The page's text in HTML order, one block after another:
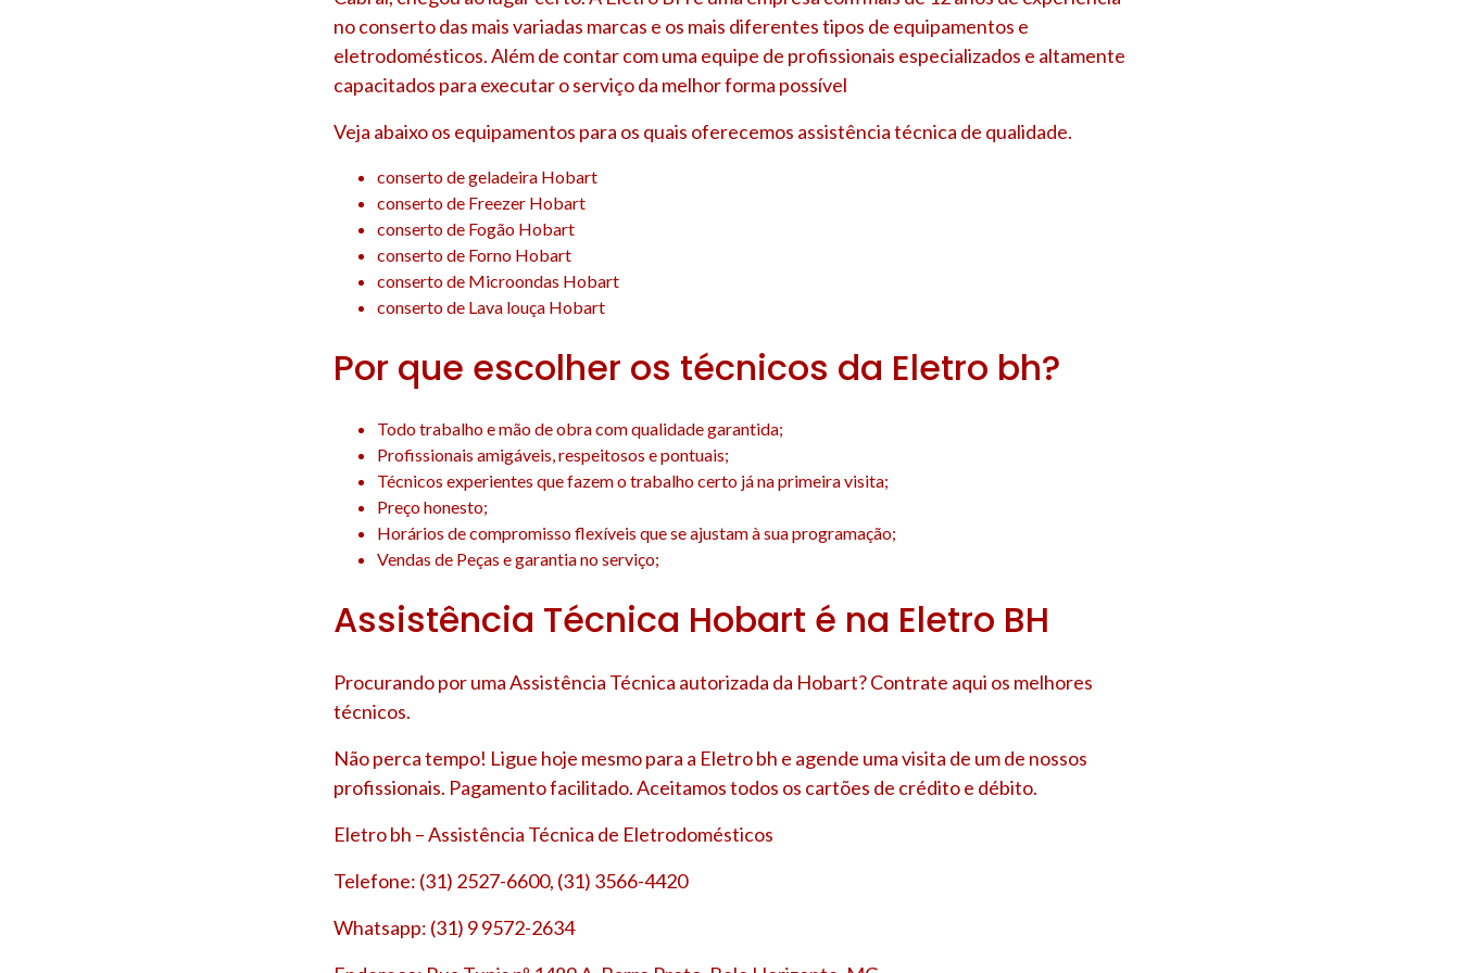
no conserto das mais variadas marcas e os mais diferentes tipos de equipamentos e
eletrodomésticos. Além de contar com uma equipe de profissionais especializados e altamente
capacitados para executar o serviço da melhor forma possível
Veja abaixo os equipamentos para os quais oferecemos assistência técnica de qualidade.
conserto de geladeira Hobart
conserto de Freezer Hobart
conserto de Fogão Hobart
conserto de Forno Hobart
conserto de Microondas Hobart
conserto de Lava louça Hobart
Por que escolher os técnicos da Eletro bh?
Todo trabalho e mão de obra com qualidade garantida;
Profissionais amigáveis, respeitosos e pontuais;
Técnicos experientes que fazem o trabalho certo já na primeira visita;
Preço honesto;
Horários de compromisso flexíveis que se ajustam à sua programação;
Vendas de Peças e garantia no serviço;
Assistência Técnica Hobart é na Eletro BH
Procurando por uma Assistência Técnica autorizada da Hobart? Contrate aqui os melhores
técnicos.
Não perca tempo! Ligue hoje mesmo para a Eletro bh e agende uma visita de um de nossos
profissionais. Pagamento facilitado. Aceitamos todos os cartões de crédito e débito.
Eletro bh – Assistência Técnica de Eletrodomésticos
Telefone: (31) 2527-6600, (31) 3566-4420
Whatsapp: (31) 9 9572-2634